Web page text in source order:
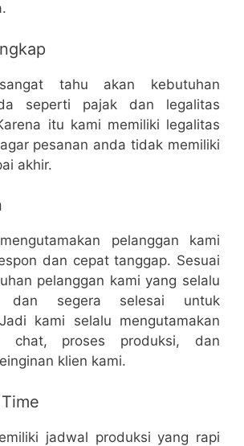
tahu akan kebutuhan
seperti pajak dan legalitas
itu kami memiliki legalitas
pesanan anda tidak memiliki
akhir.
pelanggan kami
dan cepat tanggap. Sesuai
pelanggan kami yang selalu
dan segera selesai untuk
kami selalu mengutamakan
chat, proses produksi, dan
klien kami.
jadwal produksi yang rapi